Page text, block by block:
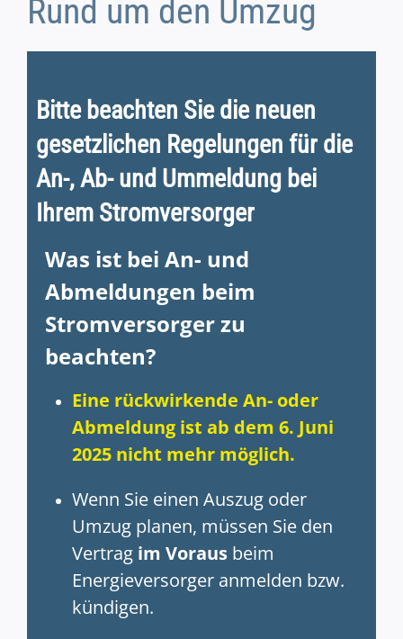
Rund um den Umzug
Bitte beachten Sie die neuen
gesetzlichen Regelungen für die
An-, Ab- und Ummeldung bei
Ihrem Stromversorger
Was ist bei An- und
Abmeldungen beim
Stromversorger zu
beachten?
Eine rückwirkende An- oder
Abmeldung ist ab dem 6. Juni
2025 nicht mehr möglich.
Wenn Sie einen Auszug oder
Umzug planen, müssen Sie den
Vertrag im Voraus beim
Energieversorger anmelden bzw.
kündigen.